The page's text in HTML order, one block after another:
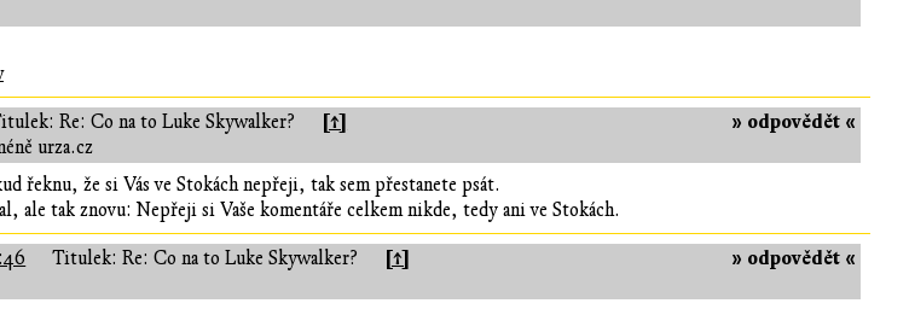
» odpovědět «
Re: Co na to Luke Skywalker? [↑]
urza.cz
řeknu, že si Vás ve Stokách nepřeji, tak sem přestanete psát.
ale tak znovu: Nepřeji si Vaše komentáře celkem nikde, tedy ani ve Stokách.
» odpovědět «
Titulek: Re: Co na to Luke Skywalker? [↑]